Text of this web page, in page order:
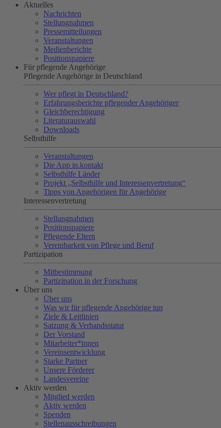
Aktuelles
Nachrichten
Stellungnahmen
Pressemitteilungen
Veranstaltungen
Medienberichte
Positionspapiere
Für pflegende Angehörige
Pflegende Angehörige in Deutschland
Wer pflegt in Deutschland?
Erfahrungsberichte pflegender Angehöriger
Gleichberechtigung
Literaturauswahl
Downloads
Selbsthilfe
Veranstaltungen
Die App in.kontakt
Selbsthilfe Länder
Projekt „Selbsthilfe und Interessenvertretung“
Tipps von Angehörigen für Angehörige
Interessenvertretung
Stellungnahmen
Positionspapiere
Pflegende Eltern
Vereinbarkeit von Pflege und Beruf
Partizipation
Mitbestimmung
Partizipation in der Forschung
Über uns
Über uns
Was wir für pflegende Angehörige tun
Ziele & Leitlinien
Satzung & Verbandsstatut
Der Vorstand
Mitarbeiter*innen
Vereinsentwicklung
Starke Partner
Unsere Förderer
Landesvereine
Aktiv werden
Mitglied werden
Aktiv werden
Spenden
Stellenausschreibungen